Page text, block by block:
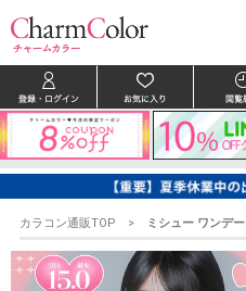
カラコン通販TOP ミシュー ワンデー